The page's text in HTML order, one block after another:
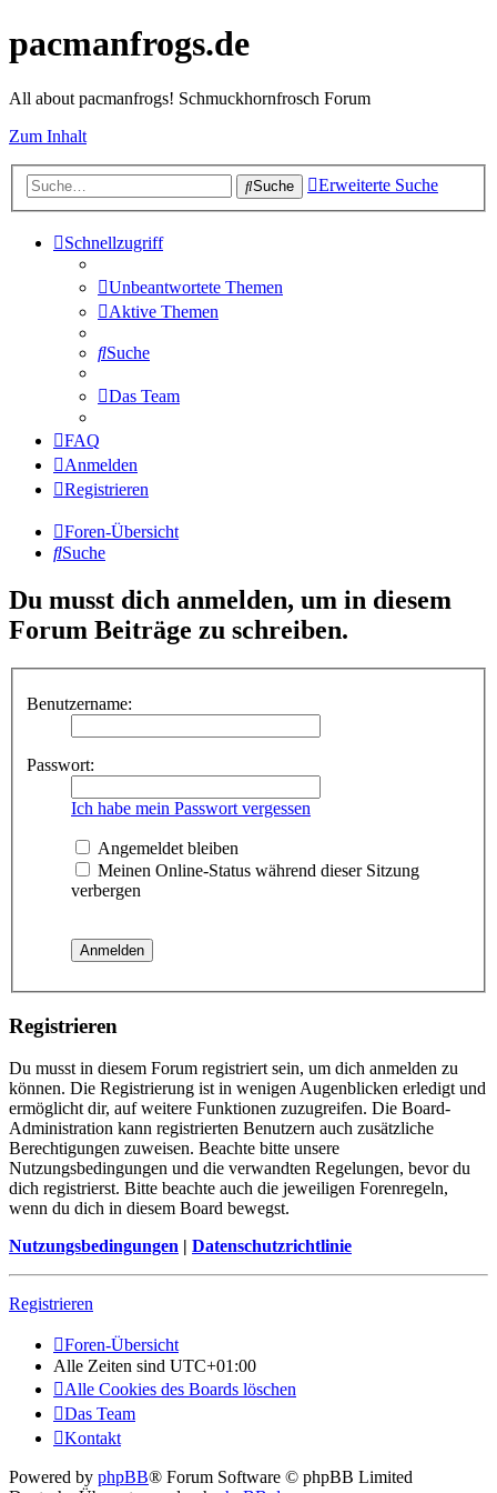
pacmanfrogs.de
All about pacmanfrogs! Schmuckhornfrosch Forum
Zum Inhalt
Suche Erweiterte Suche
Schnellzugriff
Unbeantwortete Themen
Aktive Themen
Suche
Das Team
FAQ
Anmelden
Registrieren
Foren-Übersicht
Suche
Du musst dich anmelden, um in diesem
Forum Beiträge zu schreiben.
Benutzername:
Passwort:
Ich habe mein Passwort vergessen
Angemeldet bleiben
Meinen Online-Status während dieser Sitzung
verbergen
Registrieren
Du musst in diesem Forum registriert sein, um dich anmelden zu
können. Die Registrierung ist in wenigen Augenblicken erledigt und
ermöglicht dir, auf weitere Funktionen zuzugreifen. Die Board-
Administration kann registrierten Benutzern auch zusätzliche
Berechtigungen zuweisen. Beachte bitte unsere
Nutzungsbedingungen und die verwandten Regelungen, bevor du
dich registrierst. Bitte beachte auch die jeweiligen Forenregeln,
wenn du dich in diesem Board bewegst.
Nutzungsbedingungen | Datenschutzrichtlinie
Registrieren
Foren-Übersicht
Alle Zeiten sind UTC+01:00
Alle Cookies des Boards löschen
Das Team
Kontakt
Powered by phpBB® Forum Software © phpBB Limited